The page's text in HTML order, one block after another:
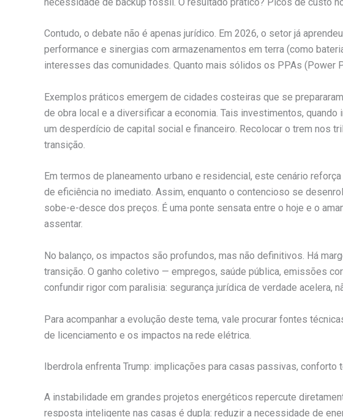
Contudo, o debate não é apenas jurídico. Em 2026, o setor já
performance e sinergias com armazenamentos em terra (como
interesses das comunidades. Quanto mais sólidos os PPAs (Power
Exemplos práticos emergem de cidades costeiras que se
de obra local e a diversificar a economia. Tais investimentos,
um desperdício de capital social e financeiro. Recolocar o trem nos
transição.
Em termos de planeamento urbano e residencial, este cenário
de eficiência no imediato. Assim, enquanto o contencioso se
sobe-e-desce dos preços. É uma ponte sensata entre o hoje e o
assentar.
No balanço, os impactos são profundos, mas não definitivos. Há
transição. O ganho coletivo — empregos, saúde pública, emissões
confundir rigor com paralisia: segurança jurídica de verdade acelera,
Para acompanhar a evolução deste tema, vale procurar fontes
de licenciamento e os impactos na rede elétrica.
Iberdrola enfrenta Trump: implicações para casas passivas, conforto
A instabilidade em grandes projetos energéticos repercute
resposta inteligente nas casas é dupla: reduzir a necessidade de